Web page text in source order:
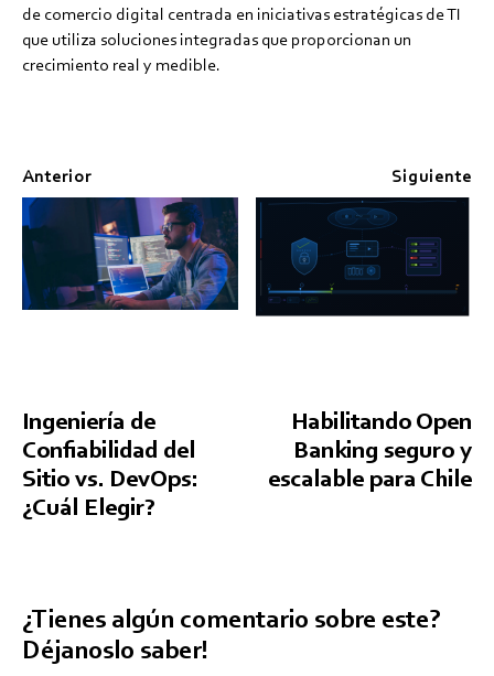
de comercio digital centrada en iniciativas estratégicas de TI
que utiliza soluciones integradas que proporcionan un
crecimiento real y medible.
Anterior
Ingeniería de
Confiabilidad del
Sitio vs. DevOps:
¿Cuál Elegir?
Siguiente
Habilitando Open
Banking seguro y
escalable para Chile
¿Tienes algún comentario sobre este?
Déjanoslo saber!